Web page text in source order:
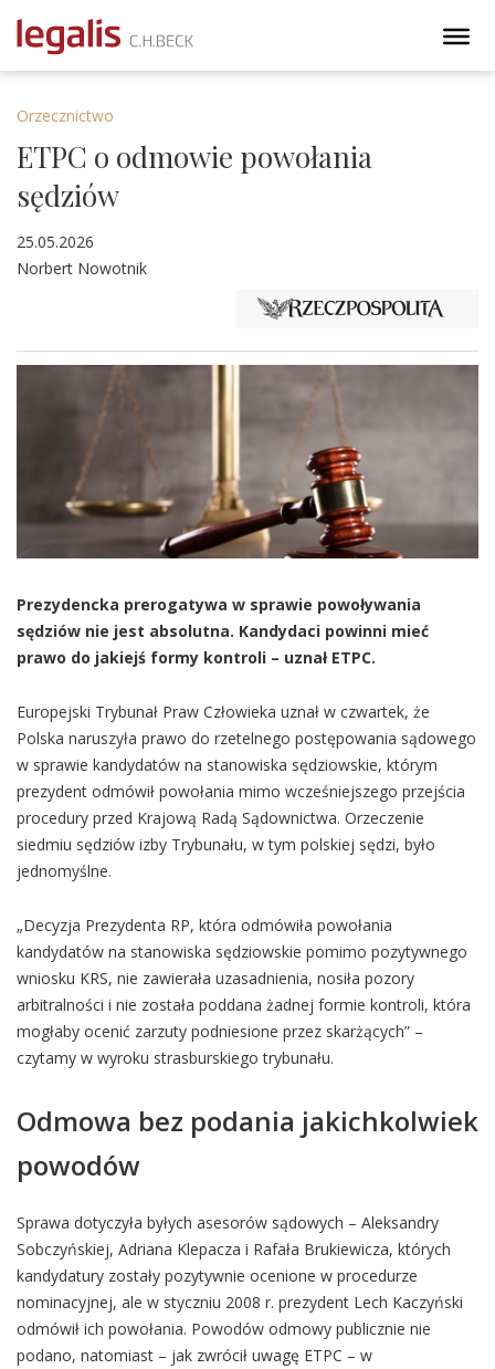
Orzecznictwo
ETPC o odmowie powołania
sędziów
25.05.2026
Norbert Nowotnik
Prezydencka prerogatywa w sprawie powoływania
sędziów nie jest absolutna. Kandydaci powinni mieć
prawo do jakiejś formy kontroli – uznał ETPC.
Europejski Trybunał Praw Człowieka uznał w czwartek, że
Polska naruszyła prawo do rzetelnego postępowania sądowego
w sprawie kandydatów na stanowiska sędziowskie, którym
prezydent odmówił powołania mimo wcześniejszego przejścia
procedury przed Krajową Radą Sądownictwa. Orzeczenie
siedmiu sędziów izby Trybunału, w tym polskiej sędzi, było
jednomyślne.
„Decyzja Prezydenta RP, która odmówiła powołania
kandydatów na stanowiska sędziowskie pomimo pozytywnego
wniosku KRS, nie zawierała uzasadnienia, nosiła pozory
arbitralności i nie została poddana żadnej formie kontroli, która
mogłaby ocenić zarzuty podniesione przez skarżących” –
czytamy w wyroku strasburskiego trybunału.
Odmowa bez podania jakichkolwiek
powodów
Sprawa dotyczyła byłych asesorów sądowych – Aleksandry
Sobczyńskiej, Adriana Klepacza i Rafała Brukiewicza, których
kandydatury zostały pozytywnie ocenione w procedurze
nominacyjnej, ale w styczniu 2008 r. prezydent Lech Kaczyński
odmówił ich powołania. Powodów odmowy publicznie nie
podano, natomiast – jak zwrócił uwagę ETPC – w